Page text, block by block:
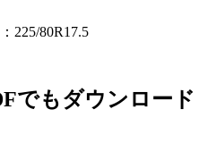
225/80R17.5
でもダウンロード